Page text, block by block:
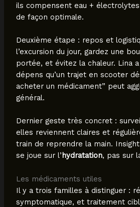
ils compensent eau + électrolytes
de façon optimale.
Deuxième étape : repos et
l’excursion du jour, gardez une
portée, et évitez la chaleur. Lina
dépens qu’un trajet en scooter
acheter un médicament” peut
général.
Dernier geste très concret :
elles reviennent claires et
train de reprendre la main.
se joue sur l’ hydratation, pas sur
Les médicaments utiles
Il y a trois familles à distinguer :
symptomatique, et traitement